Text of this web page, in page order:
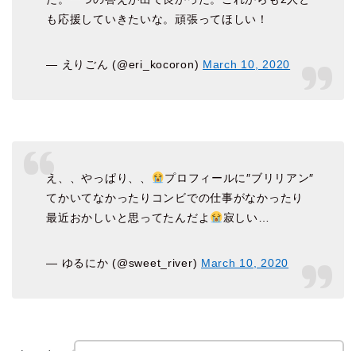
も応援していきたいな。頑張ってほしい！
— えりごん (@eri_kocoron) March 10, 2020
え、、やっぱり、、
プロフィールに″ブリリアン″
てかいてなかったりコンビでの仕事がなかったり
最近おかしいと思ってたんだよ
寂しい…
— ゆるにか (@sweet_river) March 10, 2020